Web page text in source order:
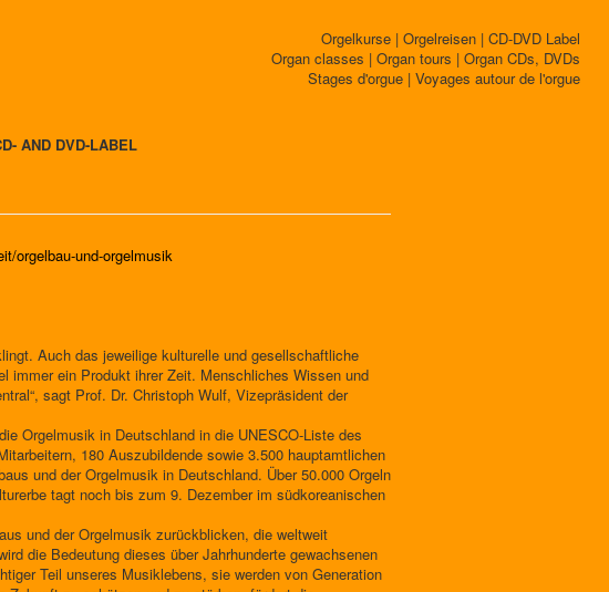
Orgelkurse | Orgelreisen | CD-DVD Label
Organ classes | Organ tours | Organ CDs, DVDs
Stages d'orgue | Voyages autour de l'orgue
AND DVD-LABEL
orgelbau-und-orgelmusik
Auch das jeweilige kulturelle und gesellschaftliche
immer ein Produkt ihrer Zeit. Menschliches Wissen und
sagt Prof. Dr. Christoph Wulf, Vizepräsident der
Orgelmusik in Deutschland in die UNESCO-Liste des
180 Auszubildende sowie 3.500 hauptamtlichen
und der Orgelmusik in Deutschland. Über 50.000 Orgeln
tagt noch bis zum 9. Dezember im südkoreanischen
und der Orgelmusik zurückblicken, die weltweit
die Bedeutung dieses über Jahrhunderte gewachsenen
Teil unseres Musiklebens, sie werden von Generation